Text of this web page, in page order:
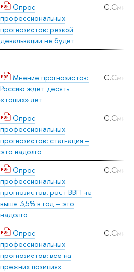
Опрос
профессиональных
прогнозистов: резкой
девальвации не будет
Мнение прогнозистов:
Россию ждет десять
«тощих» лет
Опрос
профессиональных
прогнозистов: стагнация –
это надолго
Опрос
профессиональных
прогнозистов: рост ВВП не
выше 3,5% в год – это
надолго
Опрос
профессиональных
прогнозистов: все на
прежних позициях